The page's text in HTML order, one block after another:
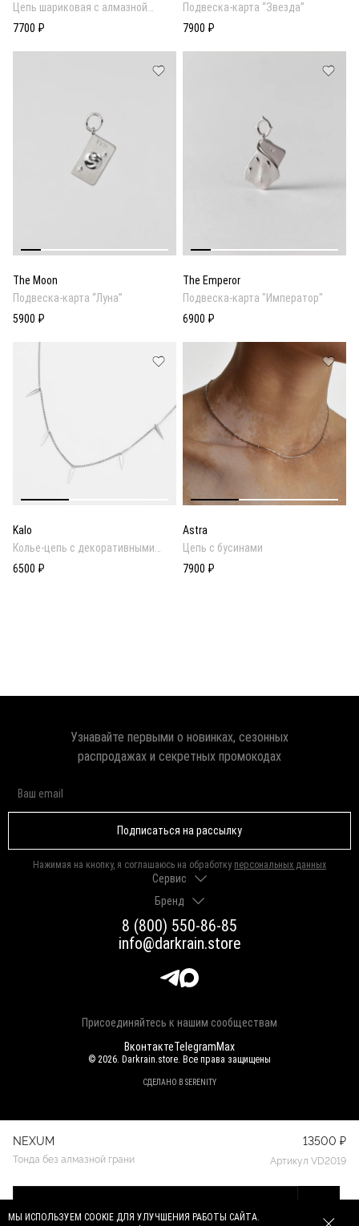
Цепь шариковая с алмазной
гранью
7700 ₽
Подвеска-карта “Звезда”
7900 ₽
The Moon
Подвеска-карта “Луна”
5900 ₽
The Emperor
Подвеска-карта "Император"
6900 ₽
Kalo
Колье-цепь с декоративными
подвесками
6500 ₽
Astra
Цепь с бусинами
7900 ₽
NEXUM 13500 ₽
Тонда без алмазной грани Артикул VD2019
8 (800) 550-86-85
info@darkrain.store
Присоединяйтесь к нашим сообществам
ВконтактеTelegramMax
Сервис
Доставка и оплата
Гарантии и возврат
Как выбрать размер
Уход за украшениями
Яндекс Пэй
Долями
Бренд
О нас
Программа лояльности
Магазины
Узнавайте первыми о новинках, сезонных
распродажах и секретных промокодах
Подписаться на рассылку
Нажимая на кнопку, я соглашаюсь на обработку персональных данных
© 2026. Darkrain.store. Все права защищены
СДЕЛАНО В SERENITY
МЫ ИСПОЛЬЗУЕМ COOKIE ДЛЯ УЛУЧШЕНИЯ РАБОТЫ САЙТА.